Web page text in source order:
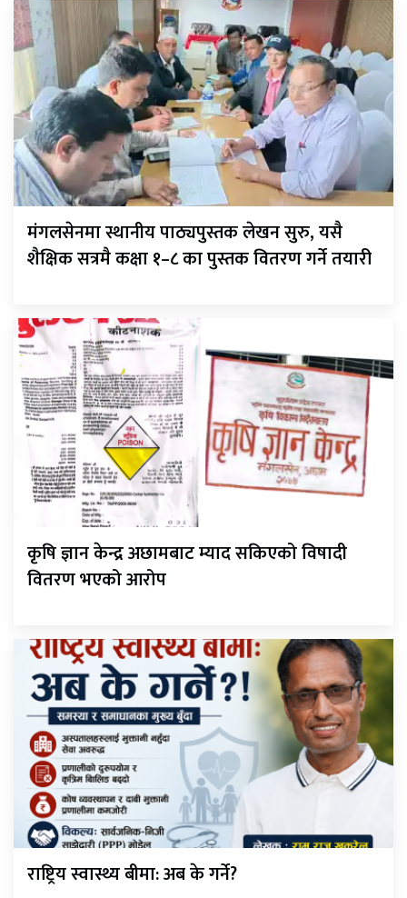
मंगलसेनमा स्थानीय पाठ्यपुस्तक लेखन सुरु, यसै
शैक्षिक सत्रमै कक्षा १–८ का पुस्तक वितरण गर्ने तयारी
कृषि ज्ञान केन्द्र अछामबाट म्याद सकिएको विषादी
वितरण भएको आरोप
राष्ट्रिय स्वास्थ्य बीमा: अब के गर्ने?